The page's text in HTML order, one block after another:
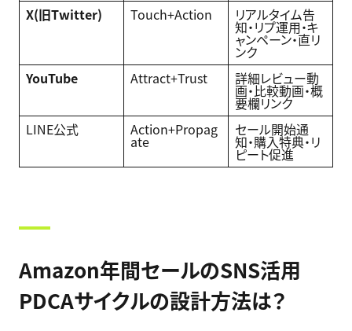
X(旧Twitter) Touch+Action リアルタイム告
知・リプ運用・キ
ャンペーン・直リ
ンク
YouTube
Attract+Trust 詳細レビュー動
画・比較動画・概
要欄リンク
LINE公式
Action+Propag
ate
セール開始通
知・購入特典・リ
ピート促進
Amazon年間セールのSNS活用
PDCAサイクルの設計方法は？